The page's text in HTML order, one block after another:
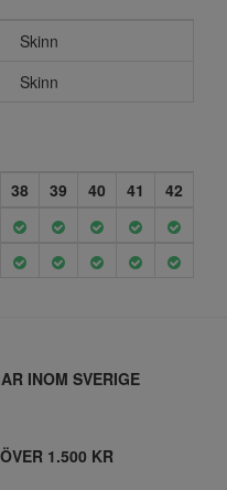
Skinn
Skinn
38 39 40 41
42
INOM SVERIGE
1.500 KR